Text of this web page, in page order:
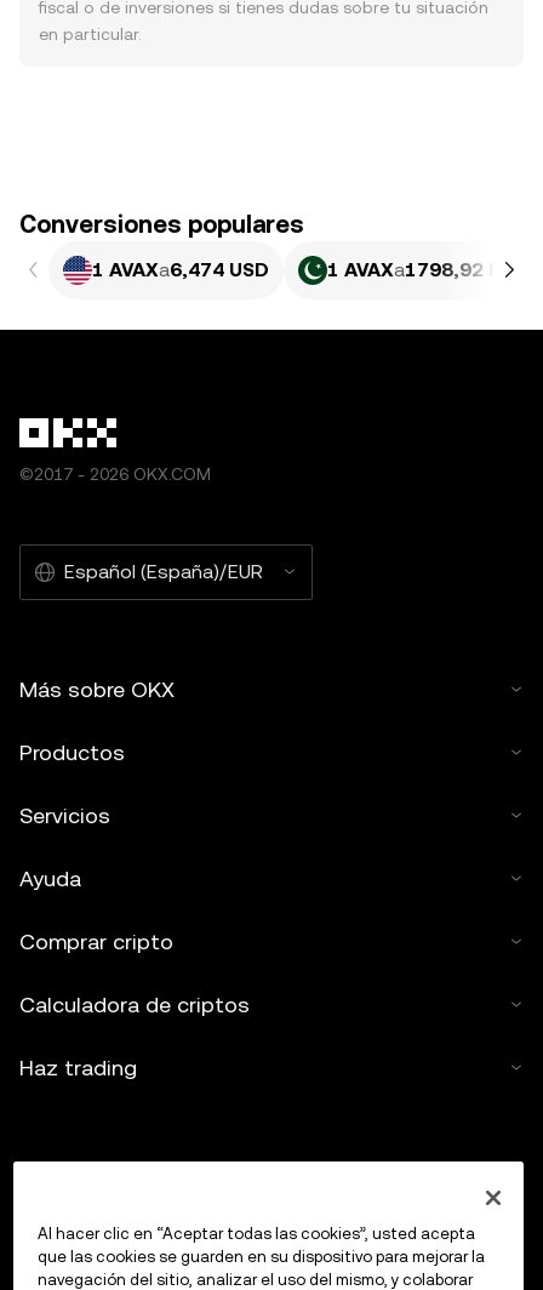
fiscal o de inversiones si tienes dudas sobre tu situación
en particular.
Conversiones populares
1 AVAXa6,474 USD 1 AVAXa1798,92 PKR
©2017 - 2026 OKX.COM
Español (España)/EUR
Más sobre OKX
Productos
Servicios
Ayuda
Comprar cripto
Calculadora de criptos
Haz trading
Al hacer clic en “Aceptar todas las cookies”, usted acepta
que las cookies se guarden en su dispositivo para mejorar la
navegación del sitio, analizar el uso del mismo, y colaborar